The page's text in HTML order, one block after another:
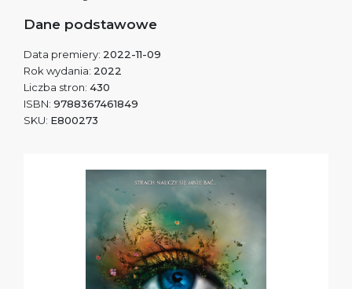
Dane podstawowe
Data premiery: 2022-11-09
Rok wydania: 2022
Liczba stron: 430
ISBN: 9788367461849
SKU: E800273